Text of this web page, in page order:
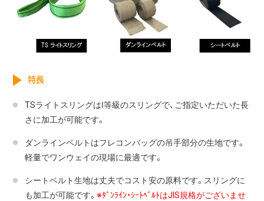
特長
TSライトスリングはⅠ等級のスリングで、ご指定いただいた長
さに加工が可能です。
ダンラインベルトはフレコンバッグの吊手部分の生地です。
軽量でワンウェイの現場に最適です。
シートベルト生地は丈夫でコスト安の原料です。スリングに
も加工が可能です。※ﾀﾞﾝﾗｲﾝ・ｼｰﾄﾍﾞﾙﾄはJIS規格がございませ